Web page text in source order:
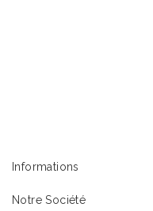
Informations
Notre Société